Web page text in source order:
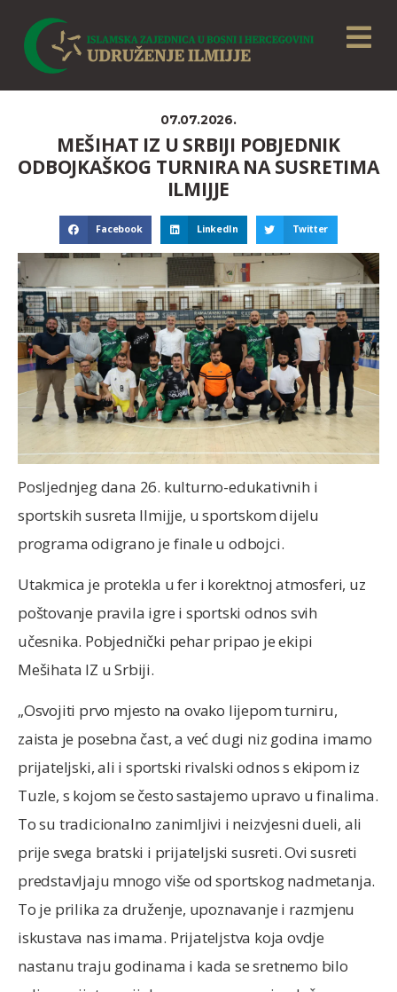
07.07.2026.
MEŠIHAT IZ U SRBIJI POBJEDNIK
ODBOJKAŠKOG TURNIRA NA SUSRETIMA
ILMIJJE
Facebook LinkedIn Twitter
Posljednjeg dana 26. kulturno-edukativnih i
sportskih susreta Ilmijje, u sportskom dijelu
programa odigrano je finale u odbojci.
Utakmica je protekla u fer i korektnoj atmosferi, uz
poštovanje pravila igre i sportski odnos svih
učesnika. Pobjednički pehar pripao je ekipi
Mešihata IZ u Srbiji.
„Osvojiti prvo mjesto na ovako lijepom turniru,
zaista je posebna čast, a već dugi niz godina imamo
prijateljski, ali i sportski rivalski odnos s ekipom iz
Tuzle, s kojom se često sastajemo upravo u finalima.
To su tradicionalno zanimljivi i neizvjesni dueli, ali
prije svega bratski i prijateljski susreti. Ovi susreti
predstavljaju mnogo više od sportskog nadmetanja.
To je prilika za druženje, upoznavanje i razmjenu
iskustava nas imama. Prijateljstva koja ovdje
nastanu traju godinama i kada se sretnemo bilo